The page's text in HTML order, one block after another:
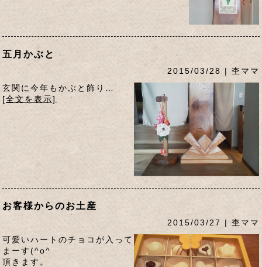
五月かぶと
2015/03/28 | 杢ママ
玄関に今年もかぶと飾り…
[全文を表示]
お客様からのお土産
2015/03/27 | 杢ママ
可愛いハートのチョコが入って
まーす(^o^ゞ
頂きます。